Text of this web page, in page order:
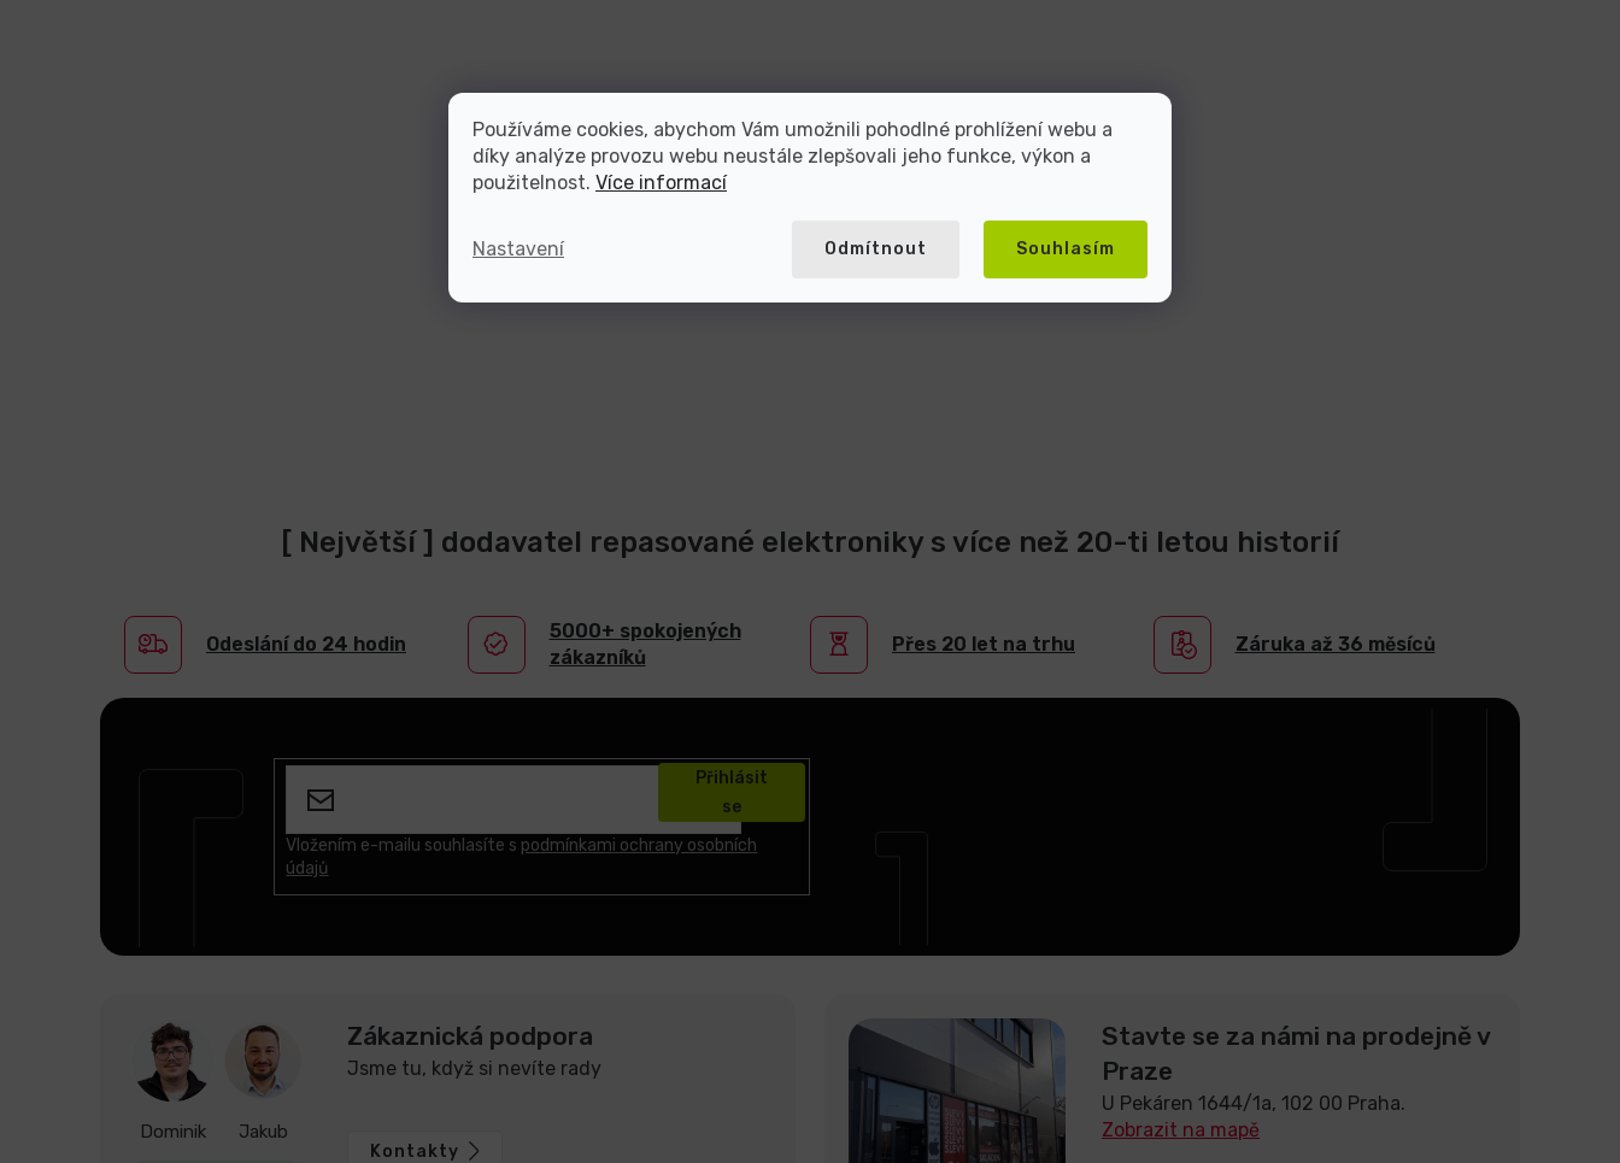
Používáme cookies, abychom Vám umožnili pohodlné prohlížení webu a
díky analýze provozu webu neustále zlepšovali jeho funkce, výkon a
použitelnost. Více informací
Nastavení Odmítnout Souhlasím
[ Největší ] dodavatel repasované elektroniky s více než 20-ti letou historií
Odeslání do 24 hodin
5000+ spokojených
zákazníků
Přes 20 let na trhu Záruka až 36 měsíců
Vložením e-mailu souhlasíte s podmínkami ochrany osobních
údajů
Přihlásit
se
Dominik Jakub
Zákaznická podpora
Jsme tu, když si nevíte rady
Kontakty
Stavte se za námi na prodejně v
Praze
U Pekáren 1644/1a, 102 00 Praha.
Zobrazit na mapě